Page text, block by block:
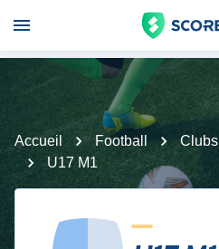
Accueil Football Clubs
U17 M1